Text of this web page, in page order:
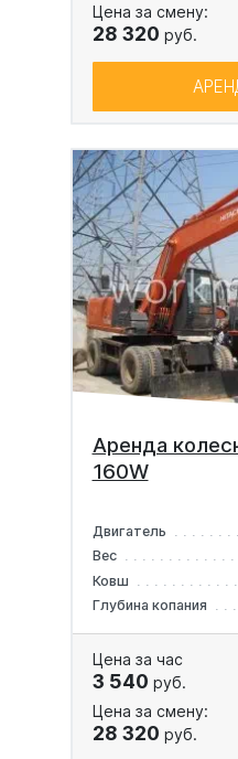
Цена за смену:
28 320 руб.
Аренда
160W
Двигатель
Вес
Ковш
Глубина копания
Цена за час
3 540 руб.
Цена за смену:
28 320 руб.